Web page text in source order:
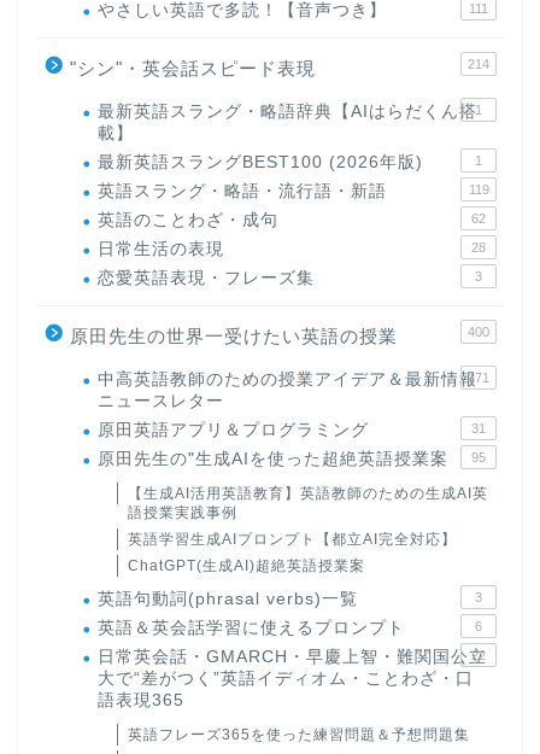
やさしい英語で多読！【音声つき】 111
"シン"・英会話スピード表現 214
最新英語スラング・略語辞典【AIはらだくん搭
載】
1
最新英語スラングBEST100 (2026年版) 1
英語スラング・略語・流行語・新語 119
英語のことわざ・成句 62
日常生活の表現 28
恋愛英語表現・フレーズ集 3
原田先生の世界一受けたい英語の授業 400
中高英語教師のための授業アイデア＆最新情報
ニュースレター
171
原田英語アプリ＆プログラミング 31
原田先生の"生成AIを使った超絶英語授業案 95
【生成AI活用英語教育】英語教師のための生成AI英
語授業実践事例
英語学習生成AIプロンプト【都立AI完全対応】
ChatGPT(生成AI)超絶英語授業案
英語句動詞(phrasal verbs)一覧 3
英語＆英会話学習に使えるプロンプト 6
日常英会話・GMARCH・早慶上智・難関国公立
大で“差がつく”英語イディオム・ことわざ・口
語表現365
22
英語フレーズ365を使った練習問題＆予想問題集